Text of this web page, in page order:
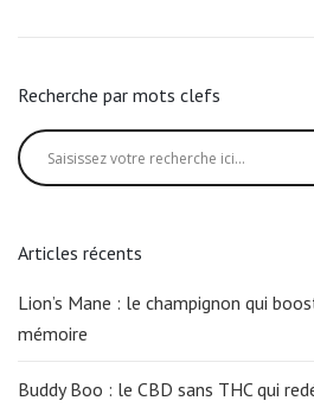
Recherche par mots clefs
Articles récents
Lion’s Mane : le champignon qui
mémoire
Buddy Boo : le CBD sans THC qui